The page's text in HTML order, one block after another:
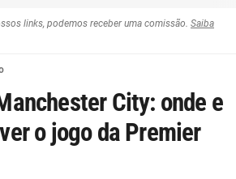
links, podemos receber uma comissão. Saiba
City: onde e
o jogo da Premier